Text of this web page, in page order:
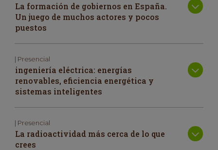
La formación de gobiernos en España.
Un juego de muchos actores y pocos
puestos
| Presencial
ingeniería eléctrica: energías
renovables, eficiencia energética y
sistemas inteligentes
| Presencial
La radioactividad más cerca de lo que
crees